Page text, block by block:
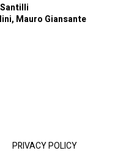
Mauro Giansante
PRIVACY POLICY